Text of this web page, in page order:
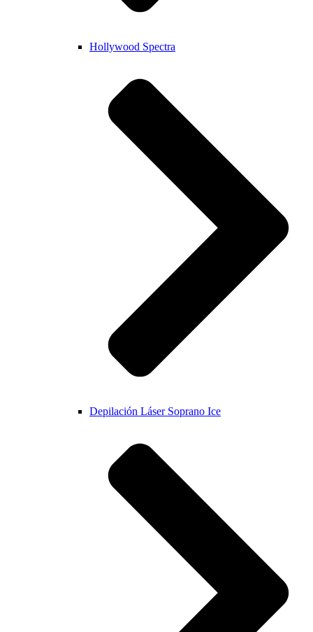
Hollywood Spectra
Depilación Láser Soprano Ice